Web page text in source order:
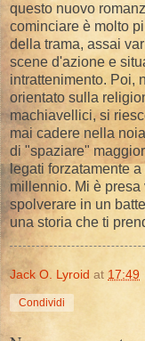
questo nuovo
cominciare è molto
della trama, assai
scene d'azione e
intrattenimento. Poi,
orientato sulla
machiavellici, si
mai cadere nella
di "spaziare"
legati forzatamente
millennio. Mi è
spolverare in un
una storia che ti
Jack O. Lyroid at 17:49
Condividi